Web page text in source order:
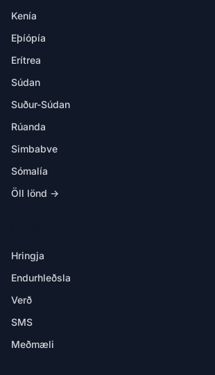
Kenía
Eþíópía
Erítrea
Súdan
Suður-Súdan
Rúanda
Simbabve
Sómalía
Öll lönd →
Hringja
Endurhleðsla
Verð
SMS
Meðmæli